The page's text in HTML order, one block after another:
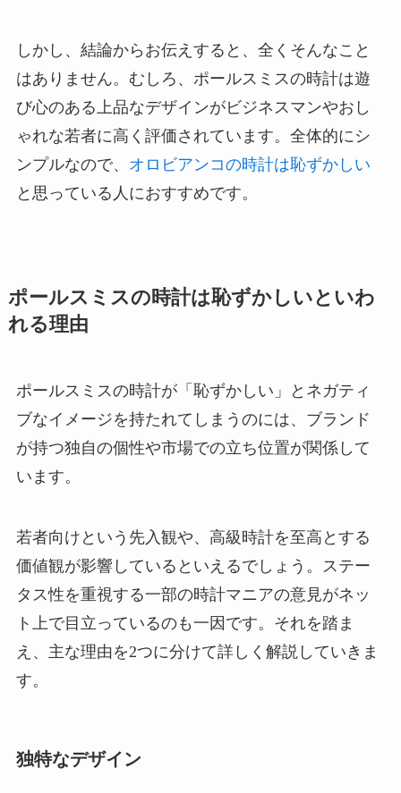
しかし、結論からお伝えすると、全くそんなこと
はありません。むしろ、ポールスミスの時計は遊
び心のある上品なデザインがビジネスマンやおし
ゃれな若者に高く評価されています。全体的にシ
ンプルなので、 オロビアンコの時計は恥ずかしい
と思っている人におすすめです。
ポールスミスの時計は恥ずかしいといわ
れる理由
ポールスミスの時計が「恥ずかしい」とネガティ
ブなイメージを持たれてしまうのには、ブランド
が持つ独自の個性や市場での立ち位置が関係して
います。
若者向けという先入観や、高級時計を至高とする
価値観が影響しているといえるでしょう。ステー
タス性を重視する一部の時計マニアの意見がネッ
ト上で目立っているのも一因です。それを踏ま
え、主な理由を2つに分けて詳しく解説していきま
す。
独特なデザイン